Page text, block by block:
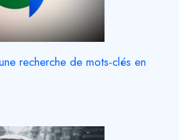
recherche de mots-clés en